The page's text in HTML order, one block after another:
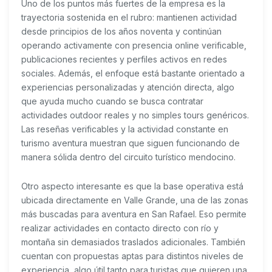
Uno de los puntos más fuertes de la empresa es la
trayectoria sostenida en el rubro: mantienen actividad
desde principios de los años noventa y continúan
operando activamente con presencia online verificable,
publicaciones recientes y perfiles activos en redes
sociales. Además, el enfoque está bastante orientado a
experiencias personalizadas y atención directa, algo
que ayuda mucho cuando se busca contratar
actividades outdoor reales y no simples tours genéricos.
Las reseñas verificables y la actividad constante en
turismo aventura muestran que siguen funcionando de
manera sólida dentro del circuito turístico mendocino.
Otro aspecto interesante es que la base operativa está
ubicada directamente en Valle Grande, una de las zonas
más buscadas para aventura en San Rafael. Eso permite
realizar actividades en contacto directo con río y
montaña sin demasiados traslados adicionales. También
cuentan con propuestas aptas para distintos niveles de
experiencia, algo útil tanto para turistas que quieren una